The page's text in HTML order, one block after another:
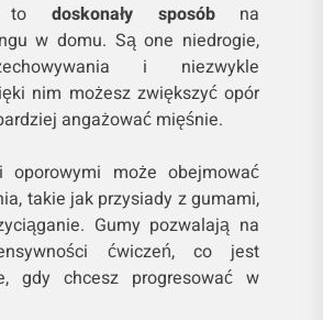
to doskonały sposóbna
w domu. Są one niedrogie,
i niezwykle
nim możesz zwiększyć opór
angażować mięśnie.
oporowymi może obejmować
takie jak przysiady z gumami,
Gumy pozwalają na
ćwiczeń, co jest
gdy chcesz progresować w